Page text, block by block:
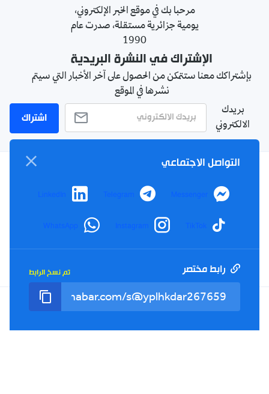
مرحبا بك في موقع الخبر الإلكتروني،
يومية جزائرية مستقلة، صدرت عام
1990
الإشتراك في النشرة البريدية
بإشتراكك معنا ستتمكن من الحصول على آخر الأخبار التي سيتم
نشرها في الموقع
بريدك
الالكتروني
اشتراك
الأحكام والشروط
اتصل بنا
التواصل الاجتماعي
Messenger
Telegram
LinkedIn
TikTok
Instagram
WhatsApp
رابط مختصر تم نسخ الرابط